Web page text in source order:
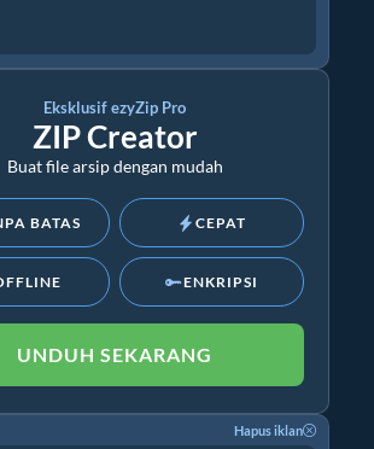
Eksklusif ezyZip Pro
ZIP Creator
Buat file arsip dengan mudah
BATAS CEPAT
ENKRIPSI
UNDUH SEKARANG
Hapus iklan